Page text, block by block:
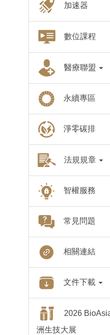
加速器
數位課程
醫療聯盟
永續專區
淨零碳排
法規規章
智權服務
常見問題
相關連結
文件下載
2026
洲生技大展